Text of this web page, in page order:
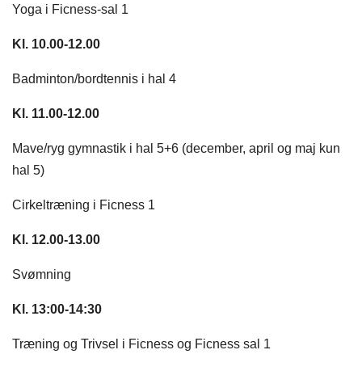
Yoga i Ficness-sal 1
Kl. 10.00-12.00
Badminton/bordtennis i hal 4
Kl. 11.00-12.00
Mave/ryg gymnastik i hal 5+6 (december, april og maj kun
hal 5)​
Cirkeltræning i Ficness 1
Kl. 12.00-13.00
Svømning
Kl. 13:00-14:30
Træning og Trivsel i Ficness og Ficness sal 1